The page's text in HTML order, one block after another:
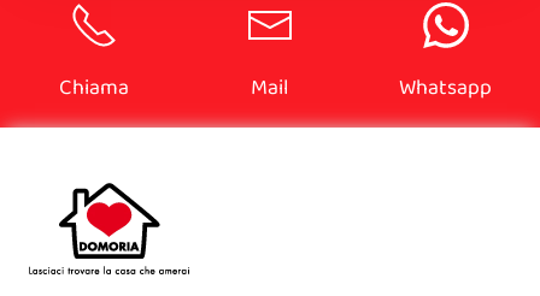
Chiama Mail Whatsapp